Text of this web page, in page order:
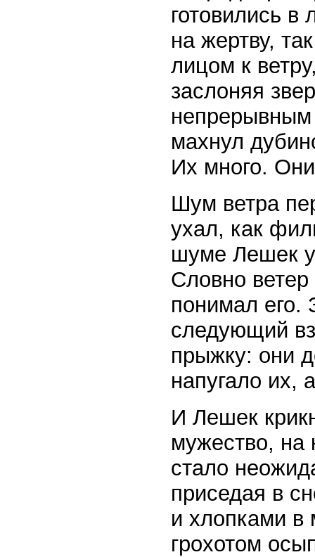
готовились в
на жертву,
лицом к
заслоняя
махнул
Их много.
Шум ветра
ухал, как
шуме Лешек
Словно ветер
понимал его.
следующий
прыжку: они
напугало их,
И Лешек
мужество, на
стало
приседая в
и хлопками
грохотом